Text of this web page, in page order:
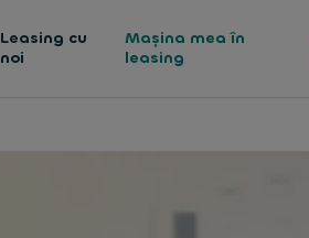
Leasing cu
noi
Mașina mea în
leasing